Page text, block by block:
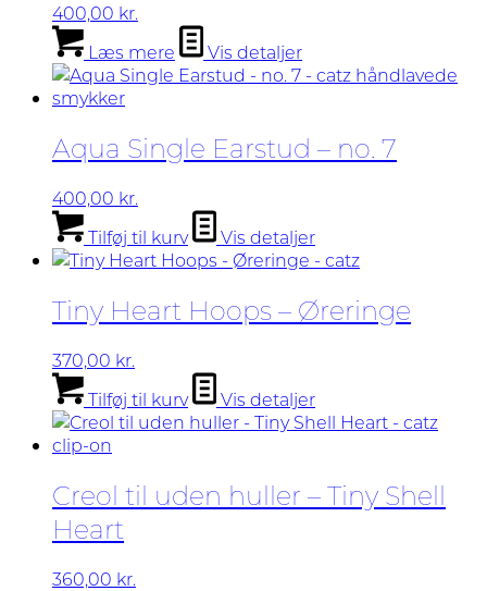
400,00 kr.
Læs mere
Vis detaljer
Aqua Single Earstud – no. 7
400,00 kr.
Tilføj til kurv
Vis detaljer
Tiny Heart Hoops – Øreringe
370,00 kr.
Tilføj til kurv
Vis detaljer
Creol til uden huller – Tiny Shell
Heart
360,00 kr.